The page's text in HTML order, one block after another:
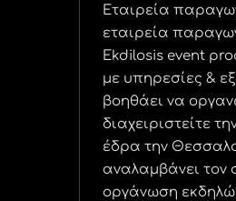
Εταιρεία
εταιρεία
Ekdilosis event
με υπηρεσίες &
βοηθάει να
διαχειριστείτε
έδρα την
αναλαμβάνει τον
οργάνωση